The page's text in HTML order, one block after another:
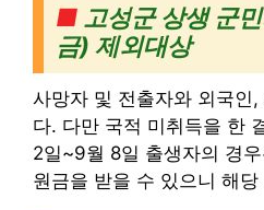
■ 고성군 상생 군
금)제외대상
사망자 및 전출자와 외국인
다. 다만 국적 미취득을 한
2일~9월 8일 출생자의 경
원금을 받을 수 있으니 해